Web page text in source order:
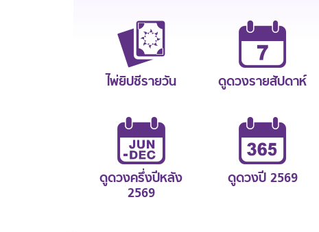
ไพ่ยิปซีรายวัน ดูดวงรายสัปดาห์
ดูดวงครึ่งปีหลัง
2569
ดูดวงปี 2569